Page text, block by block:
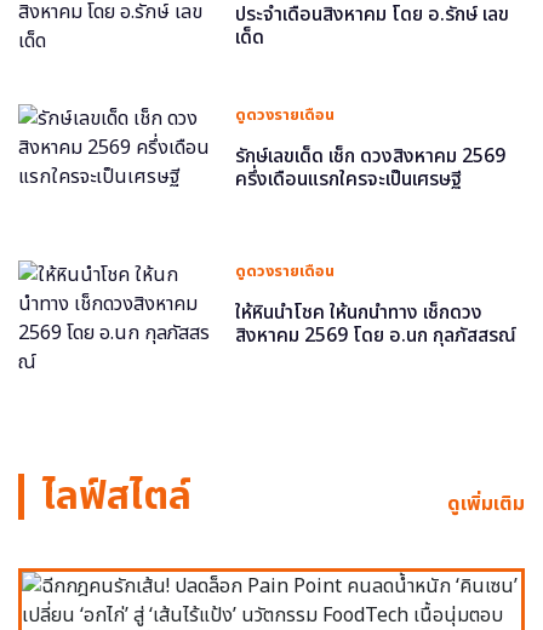
ประจำเดือนสิงหาคม โดย อ.รักษ์ เลข
เด็ด
ดูดวงรายเดือน
รักษ์เลขเด็ด เช็ก ดวงสิงหาคม 2569
ครึ่งเดือนแรกใครจะเป็นเศรษฐี
ดูดวงรายเดือน
ให้หินนำโชค ให้นกนำทาง เช็กดวง
สิงหาคม 2569 โดย อ.นก กุลภัสสรณ์
ไลฟ์สไตล์ ดูเพิ่มเติม